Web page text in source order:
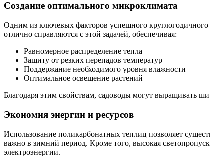
Создание оптимального микроклимата
Одним из ключевых факторов успешного
отлично справляются с этой задачей, обеспечивая:
Равномерное распределение тепла
Защиту от резких перепадов температур
Поддержание необходимого уровня влажности
Оптимальное освещение растений
Благодаря этим свойствам, садоводы могут выращивать
Экономия энергии и ресурсов
Использование поликарбонатных теплиц позволяет
важно в зимний период. Кроме того, высокая
электроэнергии.